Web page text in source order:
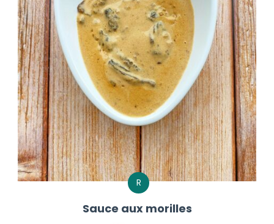
R
Sauce aux morilles